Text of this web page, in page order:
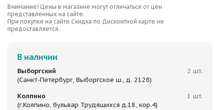
Внимание! Цены в магазине могут отличаться от цен
представленных на сайте.
При покупке на сайте Скидка по Дисконтной карте не
предоставляется.
В наличии
Выборгский
(Санкт-Петербург, Выборгское ш., д. 212б)
2 шт.
Колпино
(г.Колпино, бульвар Трудящихся д.18, кор.4)
1 шт.